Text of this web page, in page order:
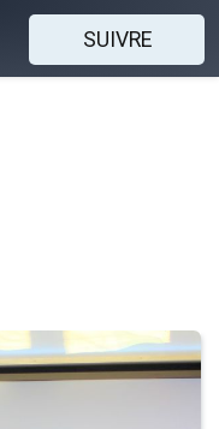
SUIVRE